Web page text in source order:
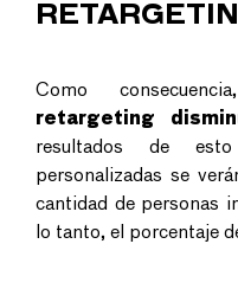
Como
retargeting
resultados de
personalizadas se
cantidad de personas
lo tanto, el porcentaje